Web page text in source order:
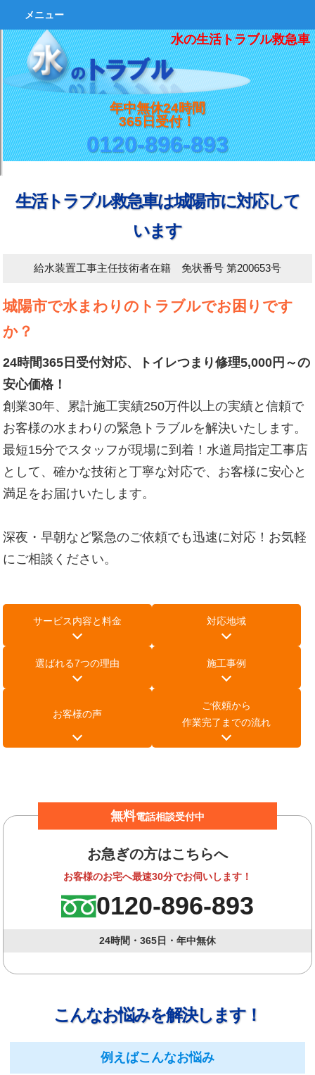
水の生活トラブル救急車
年中無休24時間
365日受付！
0120-896-893
メニュー
生活トラブル救急車は城陽市に対応して
います
給水装置工事主任技術者在籍 免状番号 第200653号
城陽市で水まわりのトラブルでお困りです
か？
24時間365日受付対応、トイレつまり修理5,000円～の
安心価格！
創業30年、累計施工実績250万件以上の実績と信頼で
お客様の水まわりの緊急トラブルを解決いたします。
最短15分でスタッフが現場に到着！水道局指定工事店
として、確かな技術と丁寧な対応で、お客様に安心と
満足をお届けいたします。
深夜・早朝など緊急のご依頼でも迅速に対応！お気軽
にご相談ください。
サービス内容と料金 対応地域
選ばれる7つの理由 施工事例
お客様の声
ご依頼から
作業完了までの流れ
無料電話相談受付中
お急ぎの方はこちらへ
お客様のお宅へ最速30分でお伺いします！
0120-896-893
24時間・365日・年中無休
こんなお悩みを解決します！
例えばこんなお悩み